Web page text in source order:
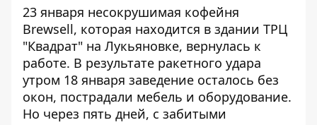
23 января несокрушимая кофейня
Brewsell, которая находится в здании ТРЦ
"Квадрат" на Лукьяновке, вернулась к
работе. В результате ракетного удара
утром 18 января заведение осталось без
окон, пострадали мебель и оборудование.
Но через пять дней, с забитыми